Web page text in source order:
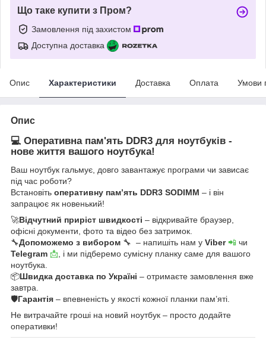
Що таке купити з Пром?
Замовлення під захистом
Доступна доставка
Опис Характеристики Доставка Оплата Умови
Опис
💻 Оперативна пам'ять DDR3 для ноутбуків -
нове життя вашого ноутбука!
Ваш ноутбук гальмує, довго завантажує програми чи зависає
під час роботи?
Встановіть оперативну пам’ять DDR3 SODIMM – і він
запрацює як новенький!
🚀Відчутний приріст швидкості – відкривайте браузер,
офісні документи, фото та відео без затримок.
🔧Допоможемо з вибором 🔧 – напишіть нам у Viber📲 чи
Telegram 📩 , і ми підберемо сумісну планку саме для вашого
ноутбука.
📦Швидка доставка по Україні – отримаєте замовлення вже
завтра.
🛡Гарантія – впевненість у якості кожної планки пам’яті.
Не витрачайте гроші на новий ноутбук – просто додайте
оперативки!